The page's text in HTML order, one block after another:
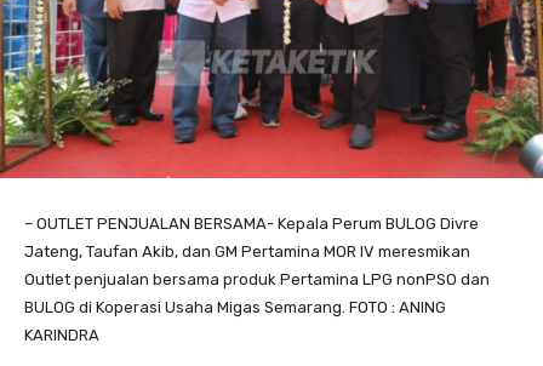
– OUTLET PENJUALAN BERSAMA- Kepala Perum BULOG Divre
Jateng, Taufan Akib, dan GM Pertamina MOR IV meresmikan
Outlet penjualan bersama produk Pertamina LPG nonPSO dan
BULOG di Koperasi Usaha Migas Semarang. FOTO : ANING
KARINDRA